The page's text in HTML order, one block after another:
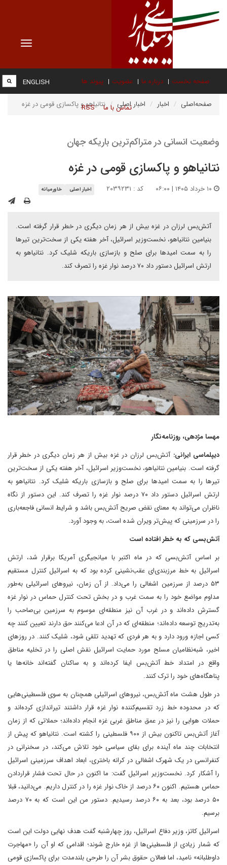
Toggle
صفحه نخست درباره ما عضویت پیوند ها
تماس با ما RSS
ENGLISH
صفحه‌اصلی اخبار اخبار اصلی نتانیاهو و پاکسازی قومی در غزه
وضعیت انسانی در متراکم‌‌ترین باریکه جهان
نتانیاهو و پاکسازی قومی در غزه
کد : ۲۰۳۹۲۳۱ اخبار اصلی خاورمیانه
آتش‌بس لرزان در غزه بیش از هر زمان دیگری در خطر قرار گرفته است.
بنیامین نتانیاهو، نخست‌وزیر اسرائیل، آخر هفته یکی از سخت‌ترین تیرها
را به سمت امیدها برای صلح و بازسازی باریکه شلیک کرد. نتانیاهو به
ارتش اسرائیل دستور داد ۷۰ درصد نوار غزه را تصرف کند.
مهسا مژدهی، روزنامه‌نگار
دیپلماسی ایرانی:آتش‌بس لرزان در غزه بیش از هر زمان دیگری در خطر قرار
گرفته است. بنیامین نتانیاهو، نخست‌وزیر اسرائیل، آخر هفته یکی از سخت‌ترین
تیرها را به سمت امیدها برای صلح و بازسازی باریکه شلیک کرد. نتانیاهو به
ارتش اسرائیل دستور داد ۷۰ درصد نوار غزه را تصرف کند. این دستور از نگاه
ناظران می‌تواند به معنای نقض صریح آتش‌بس باشد و شرایط انسانی فاجعه‌باری
را در سرزمینی که پیش‌تر ویران شده است، به وجود آورد.
آتش‌بسی که به خطر افتاده است
بر اساس آتش‌بسی که در ماه اکتبر با میانجیگری آمریکا برقرار شد، ارتش
اسرائیل به خط مرزبندی‌ای عقب‌نشینی کرده بود که به اسرائیل کنترل مستقیم
۵۳ درصد از سرزمین اشغالی را می‌داد. از آن زمان، نیروهای اسرائیلی به‌طور
مداوم مواضع خود را به سمت غرب و در بخش تحت کنترل حماس در نوار غزه
گسترش داده‌اند و در غرب آن نیز منطقه‌ای موسوم به سرزمین بی‌صاحب را
به‌تدریج توسعه داده‌اند؛ منطقه‌ای که در آن ادعا می‌کنند حق دارند تعیین کنند چه
کسی اجازه ورود دارد و به هر فردی که تهدید تلقی شود، شلیک کنند. در روزهای
اخیر، شبه‌نظامیان مسلح مورد حمایت اسرائیل نقش اصلی را در تخلیه مناطق
واقع در امتداد خط آتش‌بس ایفا کرده‌اند و به ساکنان گفته‌اند خانه‌ها یا
پناهگاه‌های خود را ترک کنند.
در طول هشت ماه آتش‌بس، نیروهای اسرائیلی همچنان به سوی فلسطینی‌هایی
که در محدوده خط زرد تقسیم‌کننده نوار غزه قرار داشتند‌ تیراندازی کرده‌اند و
حملات هوایی را نیز در عمق مناطق غربی غزه انجام داده‌اند؛ حملاتی که از زمان
آغاز آتش‌بس تاکنون بیش از ۹۰۰ فلسطینی را کشته است. نتانیاهو که پیش از
انتخابات چند ماه آینده برای بقای سیاسی خود تلاش می‌کند، در سخنرانی در
کنفرانسی در یک شهرک اشغالی در کرانه باختری، ابعاد اهداف سرزمینی اسرائیل
را آشکار کرد. نخست‌وزیر اسرائیل گفت: ما اکنون در حال تحت فشار قرار‌دادن
حماس هستیم. اکنون ۶۰ درصد از خاک نوار غزه را در کنترل داریم. می‌دانید، قبلا
۵۰ درصد بود، بعد به ۶۰ درصد رسیدیم. دستور من این است که به ۷۰ درصد
برسیم.
اسرائیل کاتز، وزیر دفاع اسرائیل، روز چهارشنبه گفت هدف نهایی دولت این است
که شمار زیادی از فلسطینی‌ها از غزه خارج شوند؛ اقدامی که او آن را «مهاجرت
داوطلبانه» نامید، اما فعالان حقوق بشر آن را طرحی بلندمدت برای پاکسازی قومی